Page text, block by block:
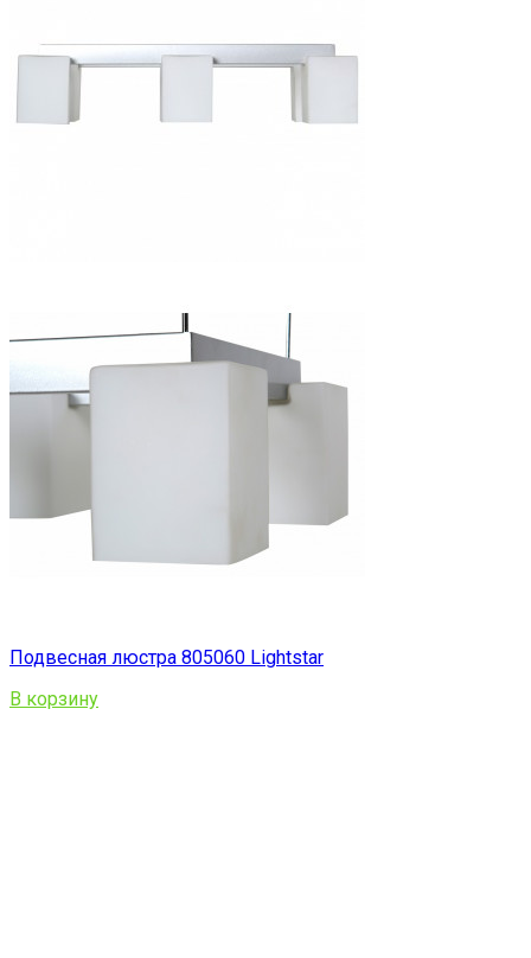
Подвесная люстра 805060 Lightstar
В корзину